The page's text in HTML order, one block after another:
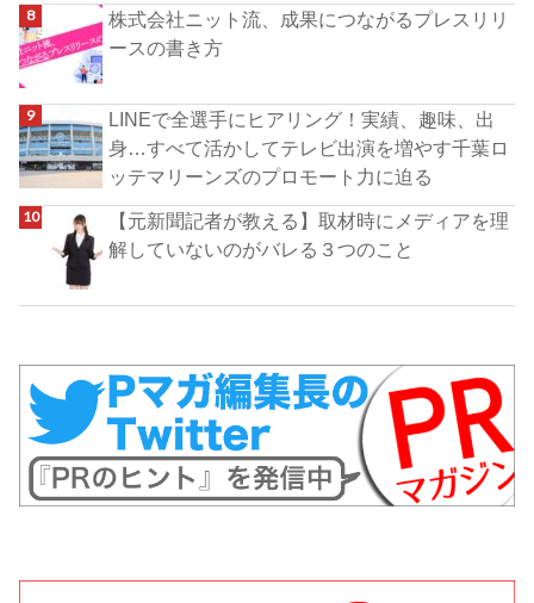
株式会社ニット流、成果につながるプレスリリ
ースの書き方
LINEで全選手にヒアリング！実績、趣味、出
身…すべて活かしてテレビ出演を増やす千葉ロ
ッテマリーンズのプロモート力に迫る
【元新聞記者が教える】取材時にメディアを理
解していないのがバレる３つのこと